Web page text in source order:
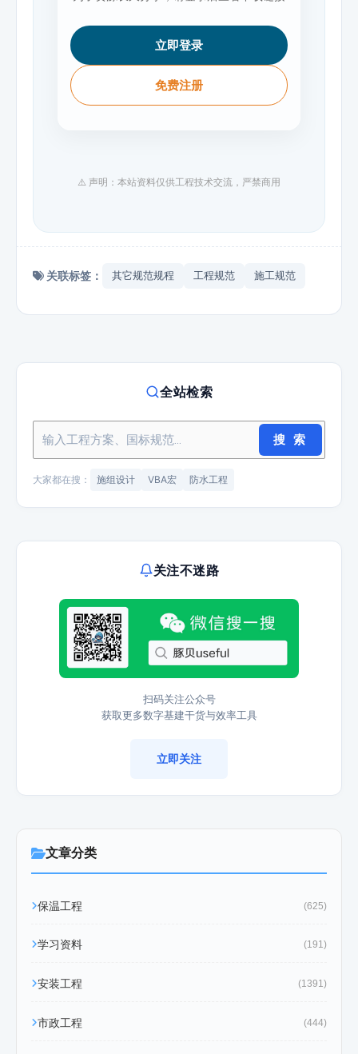
立即登录
免费注册
⚠️ 声明：本站资料仅供工程技术交流，严禁商用
关联标签： 其它规范规程 工程规范 施工规范
全站检索
搜 索
大家都在搜： 施组设计 VBA宏 防水工程
关注不迷路
扫码关注公众号
获取更多数字基建干货与效率工具
立即关注
文章分类
保温工程 (625)
学习资料 (191)
安装工程 (1391)
市政工程 (444)